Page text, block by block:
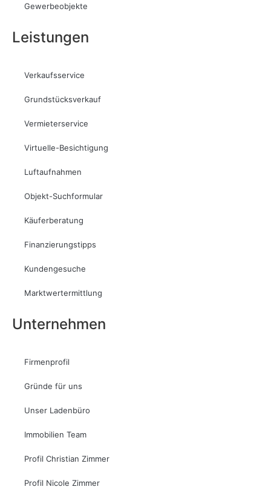
Gewerbeobjekte
Leistungen
Verkaufsservice
Grundstücksverkauf
Vermieterservice
Virtuelle-Besichtigung
Luftaufnahmen
Objekt-Suchformular
Käuferberatung
Finanzierungstipps
Kundengesuche
Marktwertermittlung
Unternehmen
Firmenprofil
Gründe für uns
Unser Ladenbüro
Immobilien Team
Profil Christian Zimmer
Profil Nicole Zimmer